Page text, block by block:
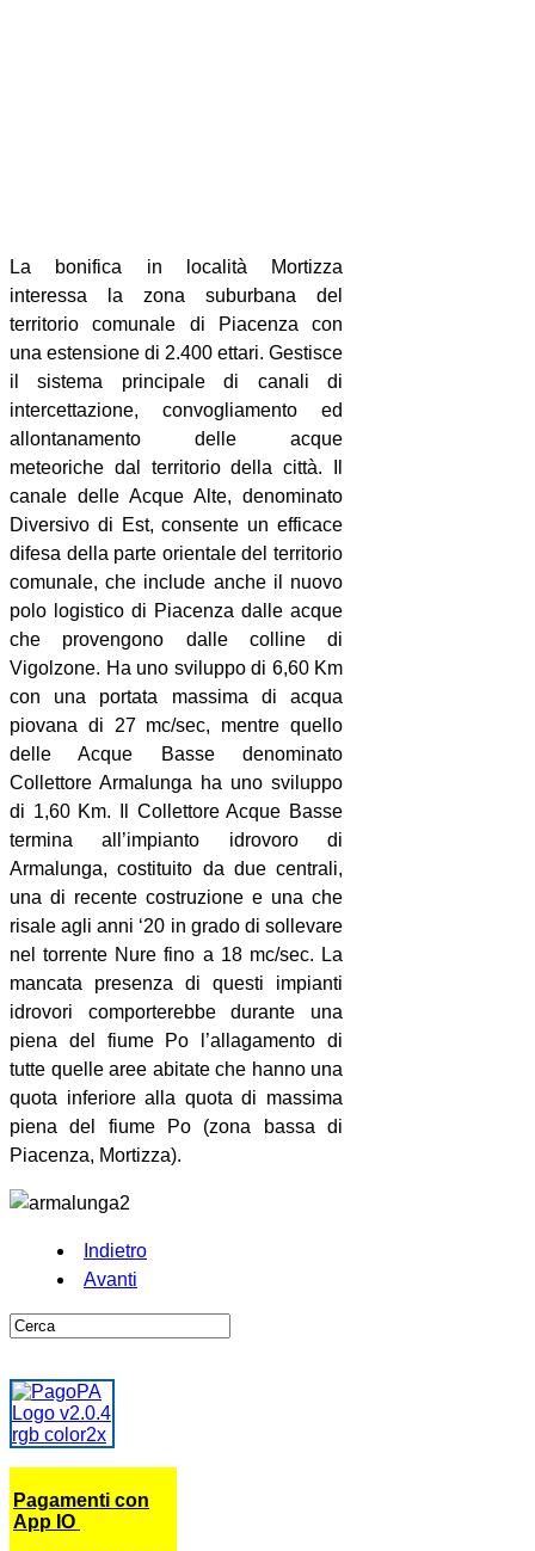
La bonifica in località Mortizza
interessa la zona suburbana del
territorio comunale di Piacenza con
una estensione di 2.400 ettari. Gestisce
il sistema principale di canali di
intercettazione, convogliamento ed
allontanamento delle acque
meteoriche dal territorio della città. Il
canale delle Acque Alte, denominato
Diversivo di Est, consente un efficace
difesa della parte orientale del territorio
comunale, che include anche il nuovo
polo logistico di Piacenza dalle acque
che provengono dalle colline di
Vigolzone. Ha uno sviluppo di 6,60 Km
con una portata massima di acqua
piovana di 27 mc/sec, mentre quello
delle Acque Basse denominato
Collettore Armalunga ha uno sviluppo
di 1,60 Km. Il Collettore Acque Basse
termina all’impianto idrovoro di
Armalunga, costituito da due centrali,
una di recente costruzione e una che
risale agli anni ‘20 in grado di sollevare
nel torrente Nure fino a 18 mc/sec. La
mancata presenza di questi impianti
idrovori comporterebbe durante una
piena del fiume Po l’allagamento di
tutte quelle aree abitate che hanno una
quota inferiore alla quota di massima
piena del fiume Po (zona bassa di
Piacenza, Mortizza).
Indietro
Avanti
Pagamenti con
App IO